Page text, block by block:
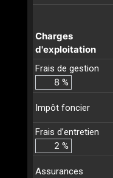
Charges
d'exploitation
Frais de gestion
%
Impôt foncier
Frais d’entretien
%
Assurances